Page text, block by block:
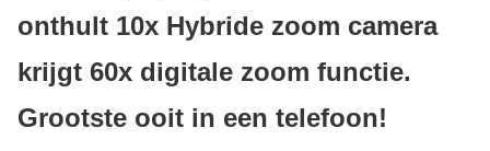
onthult 10x Hybride zoom camera
krijgt 60x digitale zoom functie.
Grootste ooit in een telefoon!